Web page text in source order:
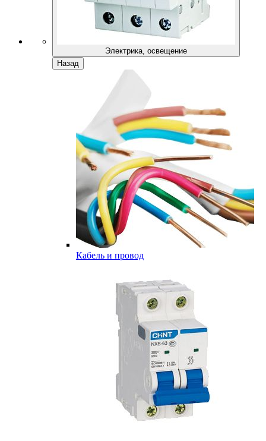
Электрика, освещение
Назад
Кабель и провод